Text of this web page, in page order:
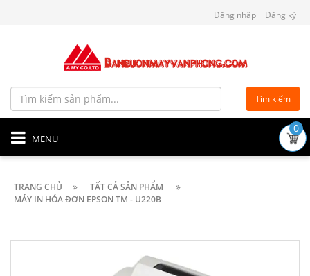
Đăng nhập Đăng ký
Tìm kiếm
MENU
0
TRANG CHỦ
TẤT CẢ SẢN PHẨM
MÁY IN HÓA ĐƠN EPSON TM - U220B